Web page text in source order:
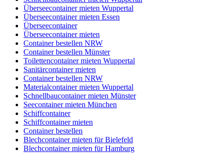
Überseecontainer mieten Wuppertal
Überseecontainer mieten Essen
Überseecontainer
Überseecontainer mieten
Container bestellen NRW
Container bestellen Münster
Toilettencontainer mieten Wuppertal
Sanitärcontainer mieten
Container bestellen NRW
Materialcontainer mieten Wuppertal
Schnellbaucontainer mieten Münster
Seecontainer mieten München
Schiffcontainer
Schiffcontainer mieten
Container bestellen
Blechcontainer mieten für Bielefeld
Blechcontainer mieten für Hamburg